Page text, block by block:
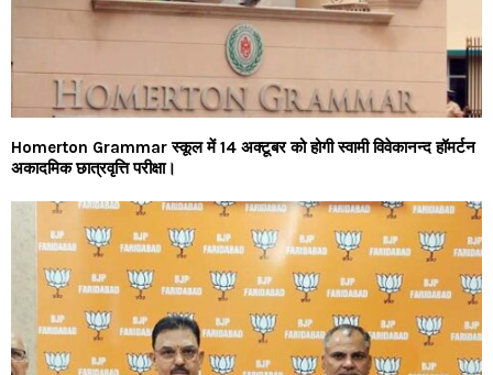
Homerton Grammar स्कूल में 14 अक्टूबर को होगी स्वामी विवेकानन्द हॉमर्टन
अकादमिक छात्रवृत्ति परीक्षा।